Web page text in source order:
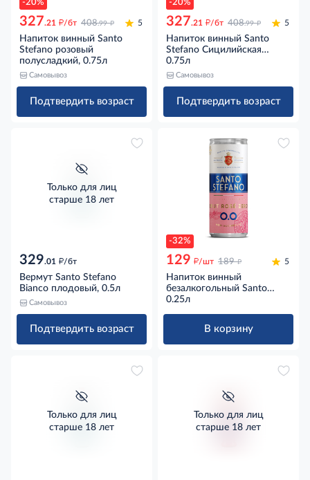
-20%
327.21 д/бт 408.99 д 5
Напиток винный Santo
Stefano розовый
полусладкий, 0.75л
Самовывоз
Подтвердить возраст
-20%
327.21 д/бт 408.99 д 5
Напиток винный Santo
Stefano Сицилийская
свадьба белый
полусладкий, 0.75л
0.75л
Самовывоз
Подтвердить возраст
Только для лиц
старше 18 лет
329.01 д/бт
Вермут Santo Stefano
Bianco плодовый, 0.5л
Самовывоз
Подтвердить возраст
-32%
129 д/шт 189 д 5
Напиток винный
безалкогольный Santo
Stefano розовый брют,
0.25л
В корзину
Только для лиц
старше 18 лет
Только для лиц
старше 18 лет